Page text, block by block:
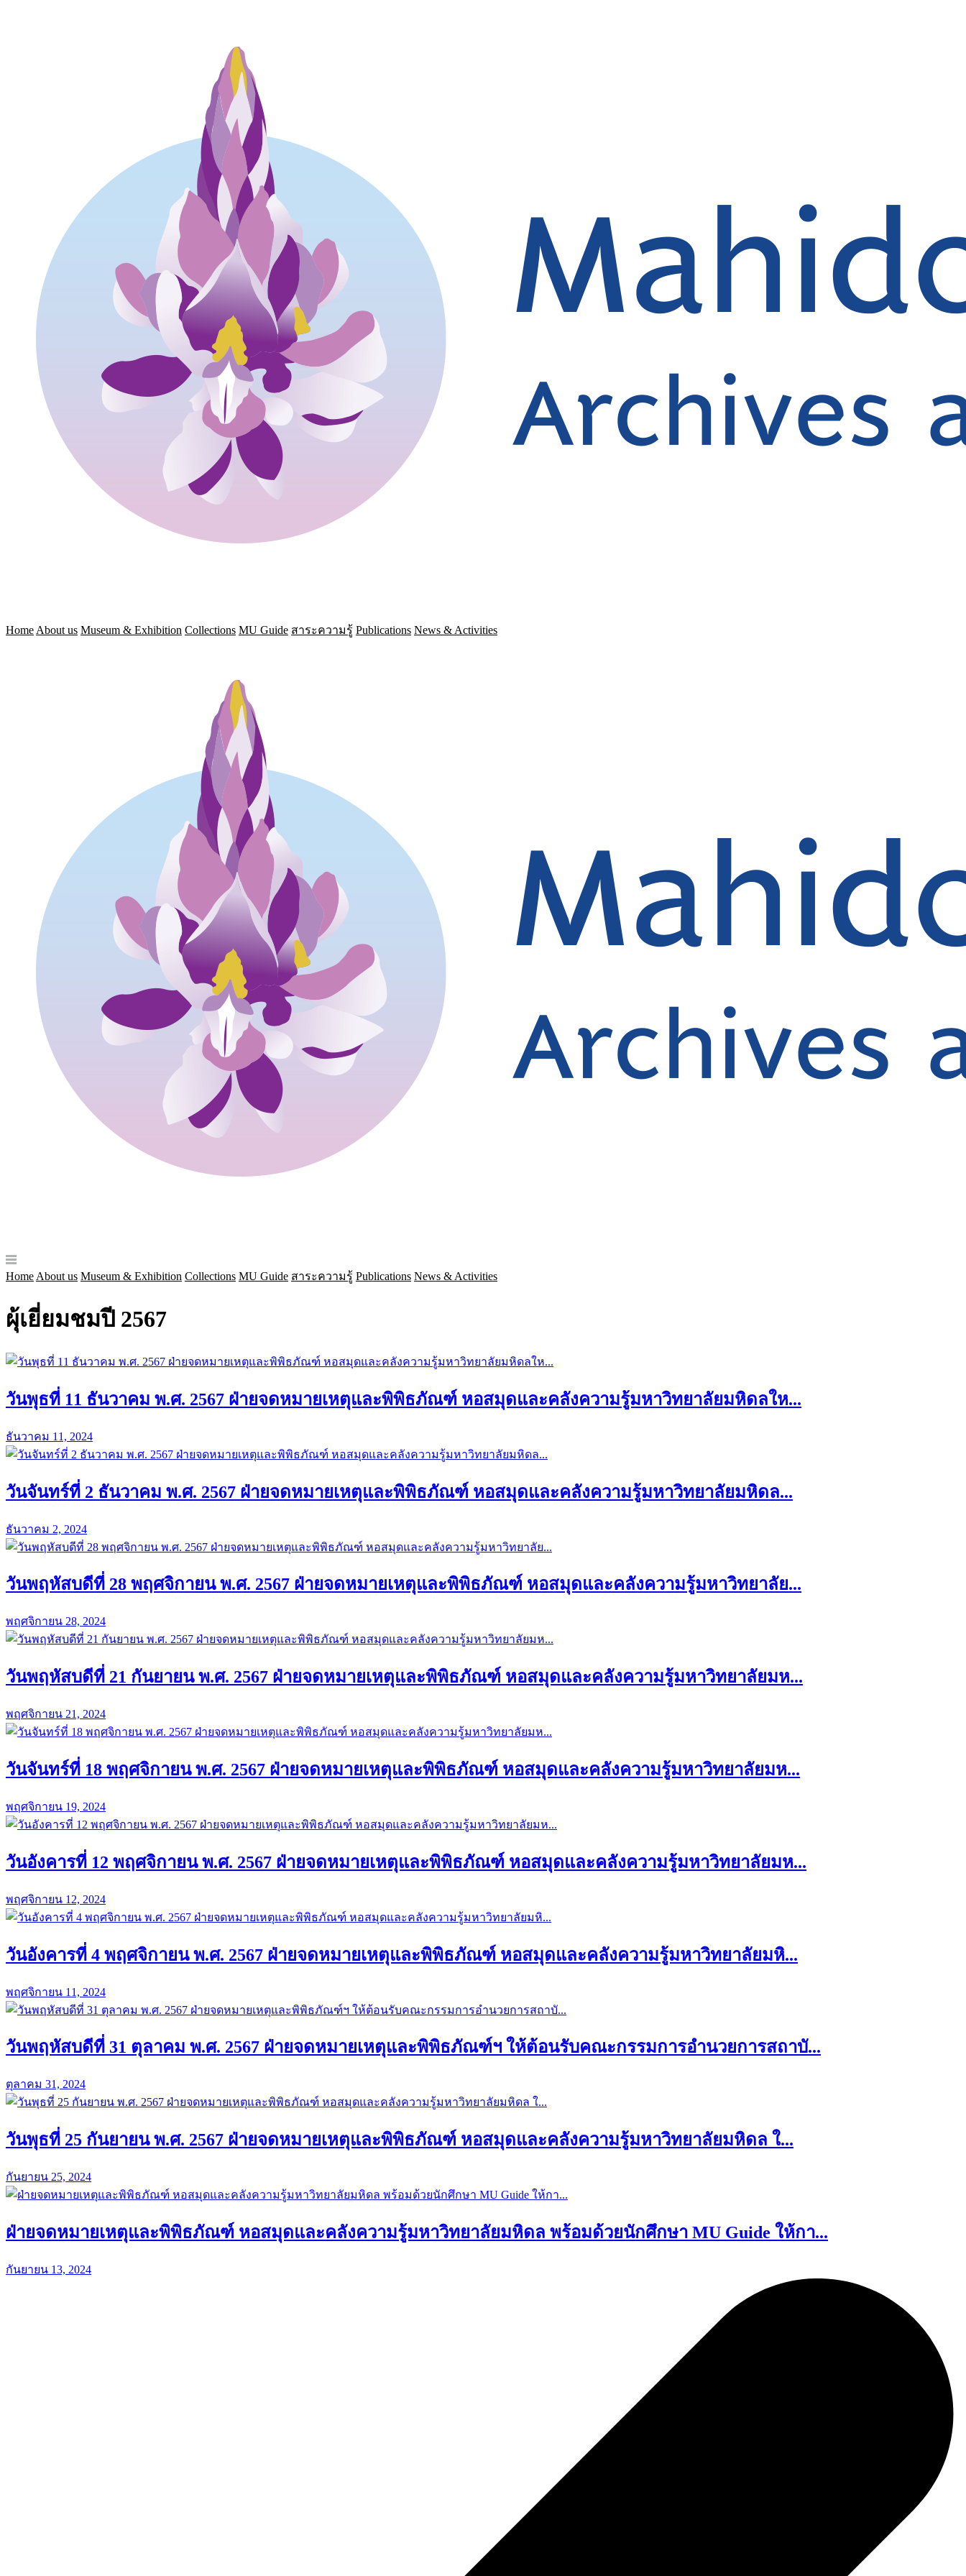
Home About us Museum & Exhibition Collections MU Guide สาระความรู้ Publications News & Activities
Home About us Museum & Exhibition Collections MU Guide สาระความรู้ Publications News & Activities
ผุ้เยี่ยมชมปี 2567
วันพุธที่ 11 ธันวาคม พ.ศ. 2567 ฝ่ายจดหมายเหตุและพิพิธภัณฑ์ หอสมุดและคลังความรู้มหาวิทยาลัยมหิดลให...
ธันวาคม 11, 2024
วันจันทร์ที่ 2 ธันวาคม พ.ศ. 2567 ฝ่ายจดหมายเหตุและพิพิธภัณฑ์ หอสมุดและคลังความรู้มหาวิทยาลัยมหิดล...
ธันวาคม 2, 2024
วันพฤหัสบดีที่ 28 พฤศจิกายน พ.ศ. 2567 ฝ่ายจดหมายเหตุและพิพิธภัณฑ์ หอสมุดและคลังความรู้มหาวิทยาลัย...
พฤศจิกายน 28, 2024
วันพฤหัสบดีที่ 21 กันยายน พ.ศ. 2567 ฝ่ายจดหมายเหตุและพิพิธภัณฑ์ หอสมุดและคลังความรู้มหาวิทยาลัยมห...
พฤศจิกายน 21, 2024
วันจันทร์ที่ 18 พฤศจิกายน พ.ศ. 2567 ฝ่ายจดหมายเหตุและพิพิธภัณฑ์ หอสมุดและคลังความรู้มหาวิทยาลัยมห...
พฤศจิกายน 19, 2024
วันอังคารที่ 12 พฤศจิกายน พ.ศ. 2567 ฝ่ายจดหมายเหตุและพิพิธภัณฑ์ หอสมุดและคลังความรู้มหาวิทยาลัยมห...
พฤศจิกายน 12, 2024
วันอังคารที่ 4 พฤศจิกายน พ.ศ. 2567 ฝ่ายจดหมายเหตุและพิพิธภัณฑ์ หอสมุดและคลังความรู้มหาวิทยาลัยมหิ...
พฤศจิกายน 11, 2024
วันพฤหัสบดีที่ 31 ตุลาคม พ.ศ. 2567 ฝ่ายจดหมายเหตุและพิพิธภัณฑ์ฯ ให้ต้อนรับคณะกรรมการอำนวยการสถาบั...
ตุลาคม 31, 2024
วันพุธที่ 25 กันยายน พ.ศ. 2567 ฝ่ายจดหมายเหตุและพิพิธภัณฑ์ หอสมุดและคลังความรู้มหาวิทยาลัยมหิดล ใ...
กันยายน 25, 2024
ฝ่ายจดหมายเหตุและพิพิธภัณฑ์ หอสมุดและคลังความรู้มหาวิทยาลัยมหิดล พร้อมด้วยนักศึกษา MU Guide ให้กา...
กันยายน 13, 2024